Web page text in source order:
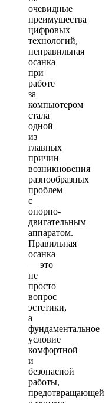
очевидные
преимущества
цифровых
технологий,
неправильная
осанка
при
работе
за
компьютером
стала
одной
из
главных
причин
возникновения
разнообразных
проблем
с
опорно-
двигательным
аппаратом.
Правильная
осанка
— это
не
просто
вопрос
эстетики,
а
фундаментальное
условие
комфортной
и
безопасной
работы,
предотвращающей